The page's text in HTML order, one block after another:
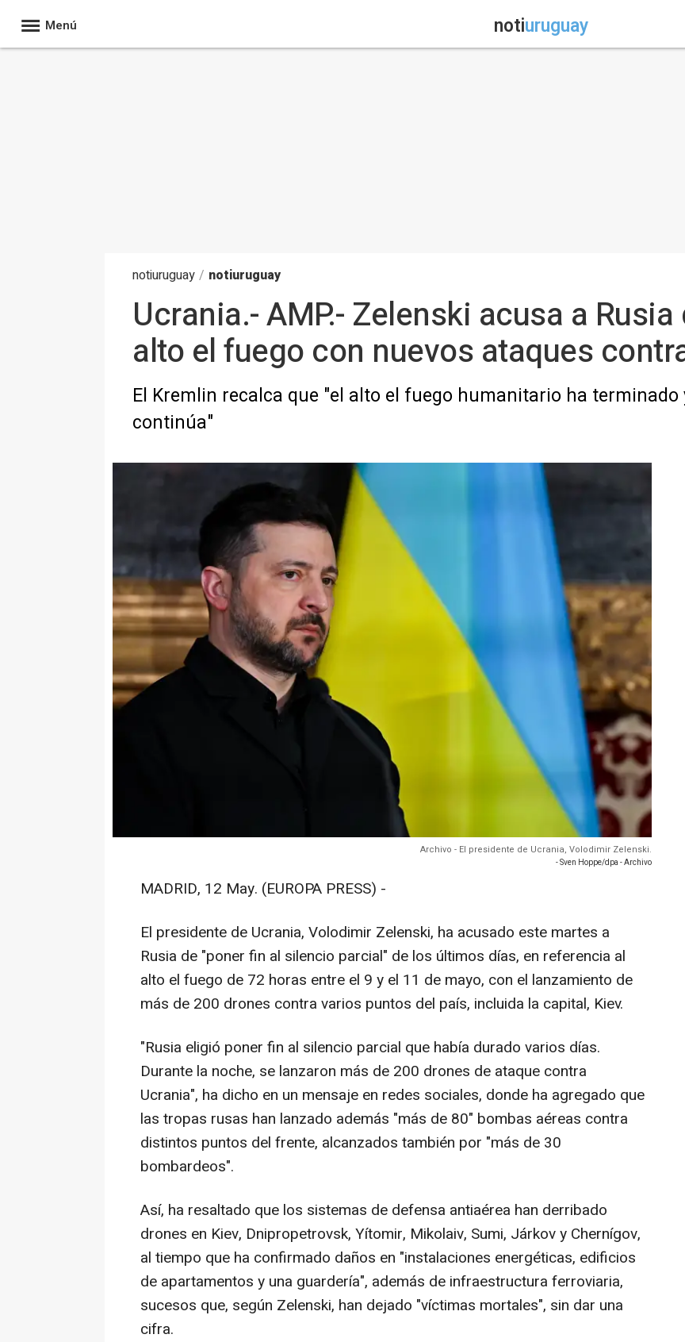
Menú notiuruguay
notiuruguay / notiuruguay
Ucrania.- AMP.- Zelenski acusa a
alto el fuego con nuevos ataques
El Kremlin recalca que "el alto el fuego humanitario ha
continúa"
Archivo - El presidente de Ucrania, Volodimir Zelenski.
- Sven Hoppe/dpa - Archivo
MADRID, 12 May. (EUROPA PRESS) -
El presidente de Ucrania, Volodimir Zelenski, ha acusado este martes a
Rusia de "poner fin al silencio parcial" de los últimos días, en referencia al
alto el fuego de 72 horas entre el 9 y el 11 de mayo, con el lanzamiento de
más de 200 drones contra varios puntos del país, incluida la capital, Kiev.
"Rusia eligió poner fin al silencio parcial que había durado varios días.
Durante la noche, se lanzaron más de 200 drones de ataque contra
Ucrania", ha dicho en un mensaje en redes sociales, donde ha agregado que
las tropas rusas han lanzado además "más de 80" bombas aéreas contra
distintos puntos del frente, alcanzados también por "más de 30
bombardeos".
Así, ha resaltado que los sistemas de defensa antiaérea han derribado
drones en Kiev, Dnipropetrovsk, Yítomir, Mikolaiv, Sumi, Járkov y Chernígov,
al tiempo que ha confirmado daños en "instalaciones energéticas, edificios
de apartamentos y una guardería", además de infraestructura ferroviaria,
sucesos que, según Zelenski, han dejado "víctimas mortales", sin dar una
cifra.